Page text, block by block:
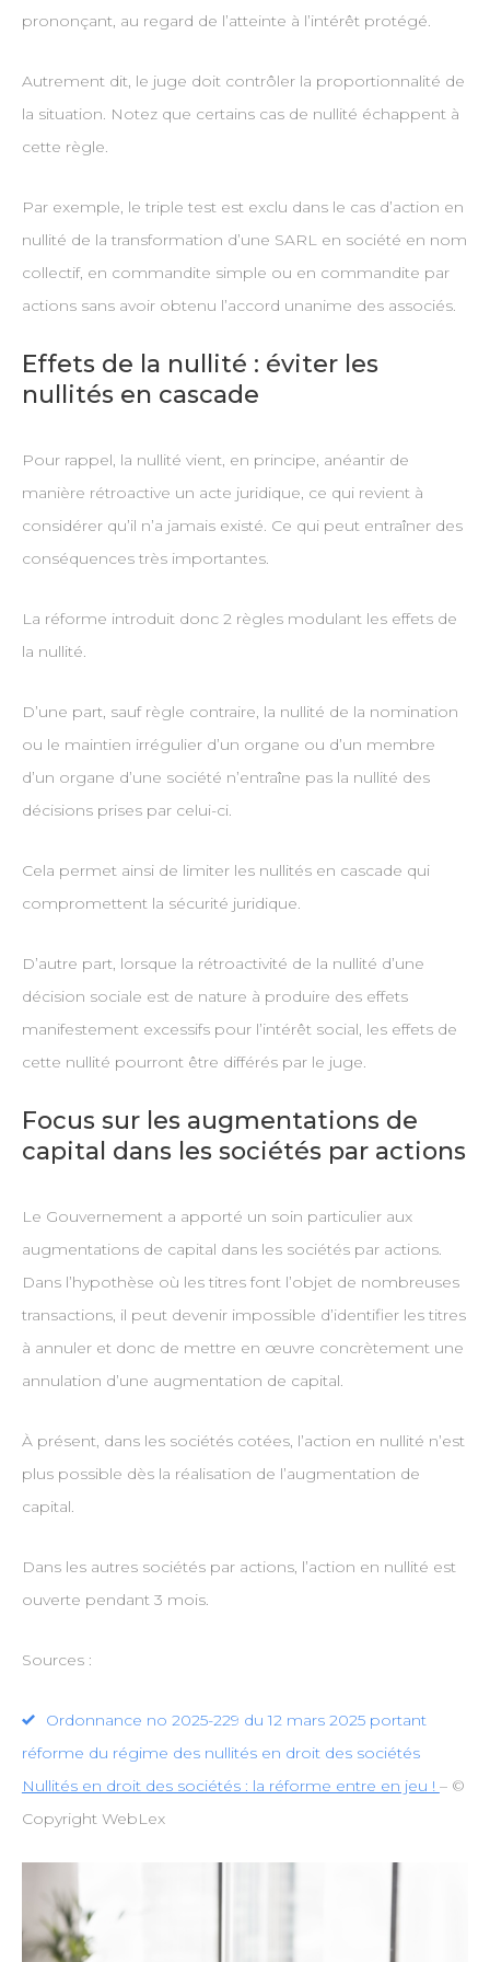
prononçant, au regard de l’atteinte à l’intérêt protégé.
Autrement dit, le juge doit contrôler la proportionnalité de
la situation. Notez que certains cas de nullité échappent à
cette règle.
Par exemple, le triple test est exclu dans le cas d’action en
nullité de la transformation d’une SARL en société en nom
collectif, en commandite simple ou en commandite par
actions sans avoir obtenu l’accord unanime des associés.
Effets de la nullité : éviter les
nullités en cascade
Pour rappel, la nullité vient, en principe, anéantir de
manière rétroactive un acte juridique, ce qui revient à
considérer qu’il n’a jamais existé. Ce qui peut entraîner des
conséquences très importantes.
La réforme introduit donc 2 règles modulant les effets de
la nullité.
D’une part, sauf règle contraire, la nullité de la nomination
ou le maintien irrégulier d’un organe ou d’un membre
d’un organe d’une société n’entraîne pas la nullité des
décisions prises par celui-ci.
Cela permet ainsi de limiter les nullités en cascade qui
compromettent la sécurité juridique.
D’autre part, lorsque la rétroactivité de la nullité d’une
décision sociale est de nature à produire des effets
manifestement excessifs pour l’intérêt social, les effets de
cette nullité pourront être différés par le juge.
Focus sur les augmentations de
capital dans les sociétés par actions
Le Gouvernement a apporté un soin particulier aux
augmentations de capital dans les sociétés par actions.
Dans l’hypothèse où les titres font l’objet de nombreuses
transactions, il peut devenir impossible d’identifier les titres
à annuler et donc de mettre en œuvre concrètement une
annulation d’une augmentation de capital.
À présent, dans les sociétés cotées, l’action en nullité n’est
plus possible dès la réalisation de l’augmentation de
capital.
Dans les autres sociétés par actions, l’action en nullité est
ouverte pendant 3 mois.
Sources :
Ordonnance no 2025-229 du 12 mars 2025 portant
réforme du régime des nullités en droit des sociétés
Nullités en droit des sociétés : la réforme entre en jeu ! – ©
Copyright WebLex